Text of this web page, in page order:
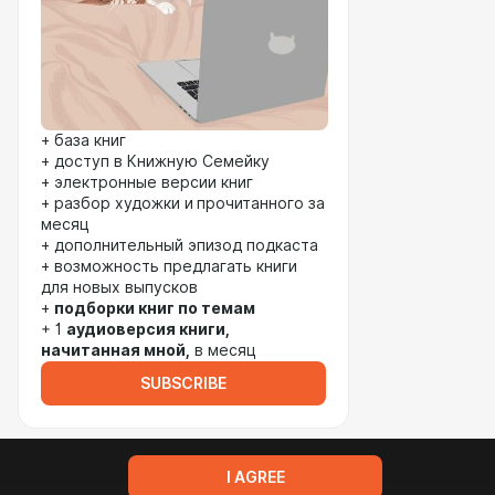
+ база книг
+ доступ в Книжную Семейку
+ электронные версии книг
+ разбор художки и прочитанного за
месяц
+ дополнительный эпизод подкаста
+ возможность предлагать книги
для новых выпусков
+ подборки книг по темам
+ 1 аудиоверсия книги,
начитанная мной, в месяц
SUBSCRIBE
I AGREE